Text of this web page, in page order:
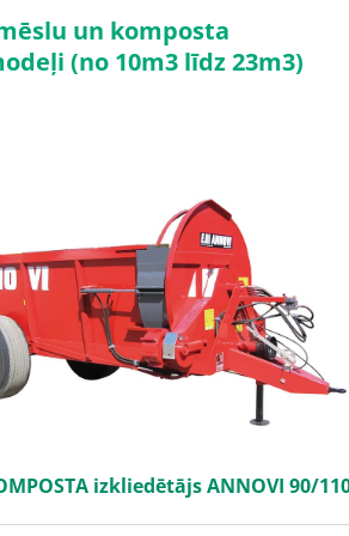
un komposta
(no 10m3 līdz 23m3)
izkliedētājs ANNOVI 90/